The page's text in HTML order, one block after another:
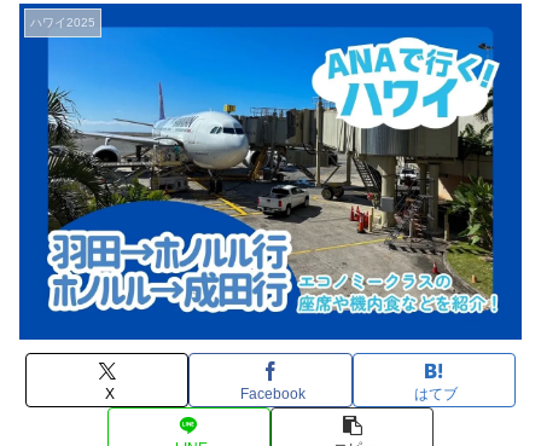
ハワイ2025
X Facebook はてブ